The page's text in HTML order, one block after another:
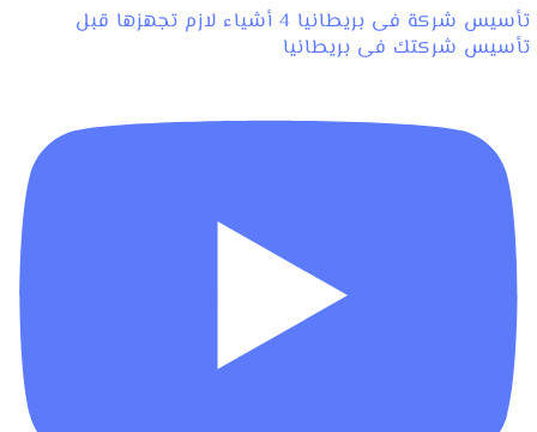
تأسيس شركة فى بريطانيا 4 أشياء لازم تجهزها قبل
تأسيس شركتك فى بريطانيا